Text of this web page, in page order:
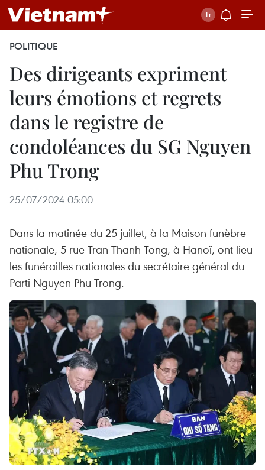
POLITIQUE
Des dirigeants expriment
leurs émotions et regrets
dans le registre de
condoléances du SG Nguyen
Phu Trong
25/07/2024 05:00
Dans la matinée du 25 juillet, à la Maison funèbre
nationale, 5 rue Tran Thanh Tong, à Hanoï, ont lieu
les funérailles nationales du secrétaire général du
Parti Nguyen Phu Trong.